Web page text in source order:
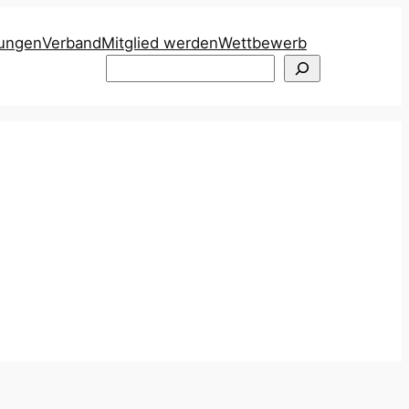
VerbandMitglied werdenWettbewerb